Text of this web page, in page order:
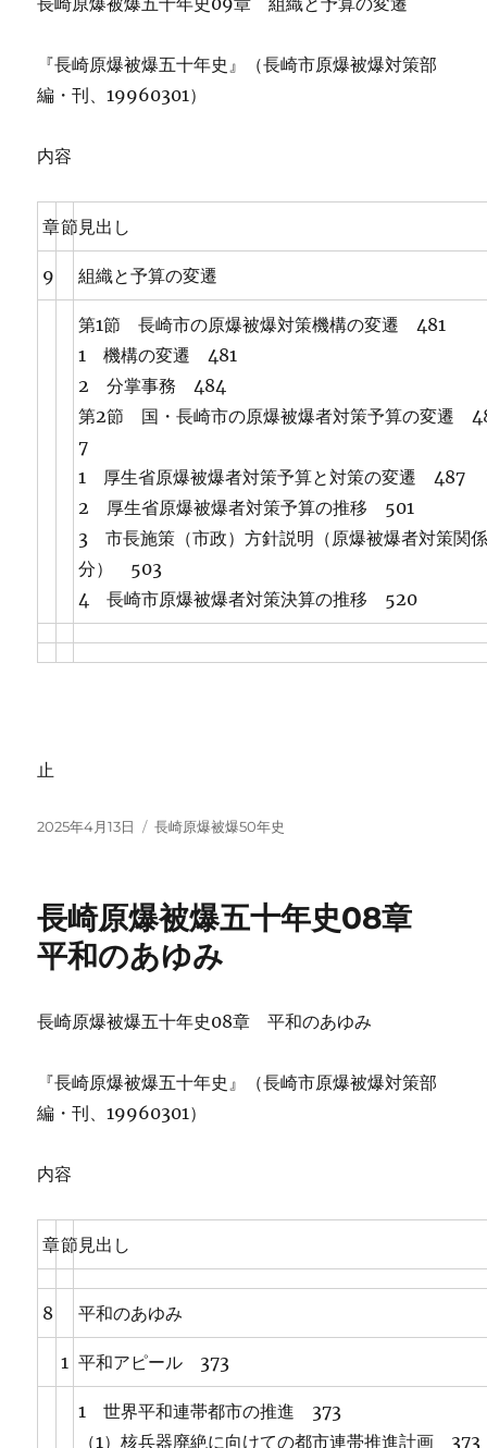
『長崎原爆被爆五十年史』（長崎市原爆被爆対策部
編・刊、19960301）
内容
章節 見出し
9 組織と予算の変遷
第1節 長崎市の原爆被爆対策機構の変遷 481
1 機構の変遷 481
2 分掌事務 484
第2節 国・長崎市の原爆被爆者対策予算の変遷
7
1 厚生省原爆被爆者対策予算と対策の変遷 487
2 厚生省原爆被爆者対策予算の推移 501
3 市長施策（市政）方針説明（原爆被爆者対策関
分） 503
4 長崎市原爆被爆者対策決算の推移 520
止
投
2025年4月13日
カ
ー
長崎原爆被爆50年史
長崎原爆被爆五十年史08章
平和のあゆみ
長崎原爆被爆五十年史08章 平和のあゆみ
『長崎原爆被爆五十年史』（長崎市原爆被爆対策部
編・刊、19960301）
内容
章節 見出し
8 平和のあゆみ
1 平和アピール 373
1 世界平和連帯都市の推進 373
（1）核兵器廃絶に向けての都市連帯推進計画 373